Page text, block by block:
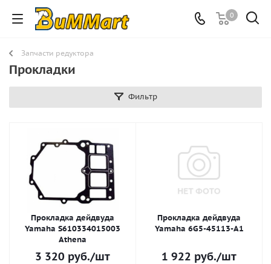
0
Запчасти редуктора
Прокладки
Фильтр
Прокладка дейдвуда
Yamaha S610334015003
Athena
3 320 руб./шт
Прокладка дейдвуда
Yamaha 6G5-45113-A1
1 922 руб./шт